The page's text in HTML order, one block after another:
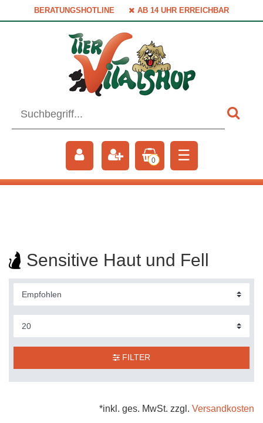
BERATUNGSHOTLINE AB 14 UHR ERREICHBAR
0 ☰
Sensitive Haut und Fell
FILTER
*inkl. ges. MwSt. zzgl. Versandkosten